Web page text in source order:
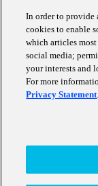
Career
Our
Client
News
Events
Contact
Data
In order to provide
cookies to enable
which articles
social media;
your interests and
For more
Privacy Statement.